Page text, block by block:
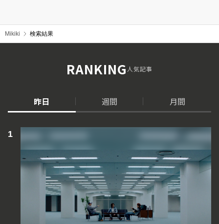
Mikiki 検索結果
RANKING人気記事
昨日 週間 月間